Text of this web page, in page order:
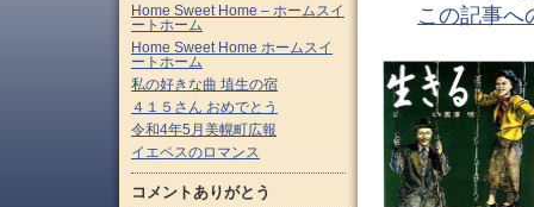
この記事へ
Home Sweet Home – ホームスイ
ートホーム
Home Sweet Home ホームスイ
ートホーム
私の好きな曲 埴生の宿
４１５さん おめでとう
令和4年5月美幌町広報
イエペスのロマンス
コメントありがとう